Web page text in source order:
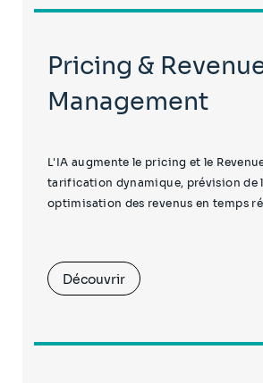
Pricing & Revenue
Management
L'IA augmente le pricing et le
tarification dynamique, prévision de
optimisation des revenus en temps
Découvrir